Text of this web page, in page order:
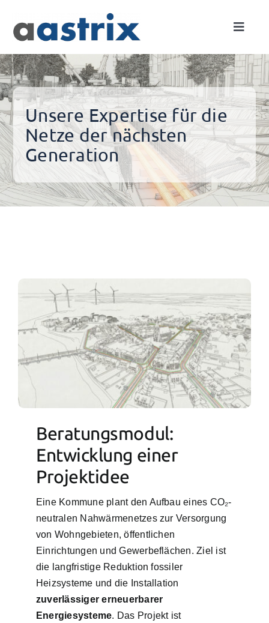
content
Toggle
Expertise
Netze
Projekte
Unsere Expertise für die
Netze der nächsten
Generation
Beratungsmodul:
Entwicklung einer
Projektidee
Eine Kommune plant den Aufbau eines CO₂-
neutralen Nahwärmenetzes zur Versorgung
von Wohngebieten, öffentlichen
Einrichtungen und Gewerbeflächen. Ziel ist
die langfristige Reduktion fossiler
Heizsysteme und die Installation
zuverlässiger erneuerbarer
Energiesysteme. Das Projekt ist